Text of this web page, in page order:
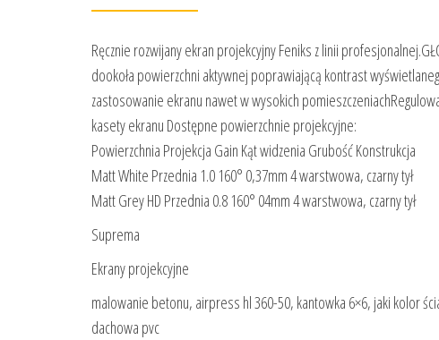
Ręcznie rozwijany ekran projekcyjny Feniks z linii
dookoła powierzchni aktywnej poprawiającą kontrast
zastosowanie ekranu nawet w wysokich
kasety ekranu Dostępne powierzchnie projekcyjne:
Powierzchnia Projekcja Gain Kąt widzenia Grubość Konstrukcja
Matt White Przednia 1.0 160° 0,37mm 4 warstwowa, czarny tył
Matt Grey HD Przednia 0.8 160° 04mm 4 warstwowa, czarny tył
Suprema
Ekrany projekcyjne
malowanie betonu, airpress hl 360-50, kantowka 6×6, jaki kolor
dachowa pvc